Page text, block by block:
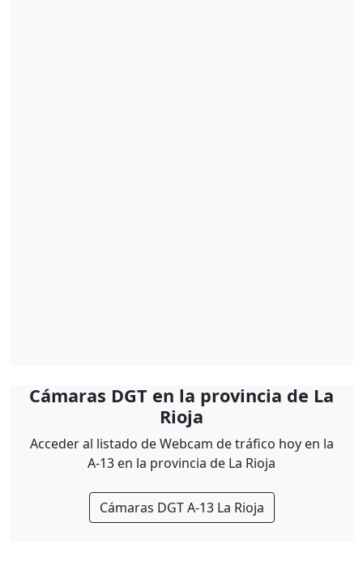
Cámaras DGT en la provincia de La
Rioja
Acceder al listado de Webcam de tráfico hoy en la
A-13 en la provincia de La Rioja
Cámaras DGT A-13 La Rioja